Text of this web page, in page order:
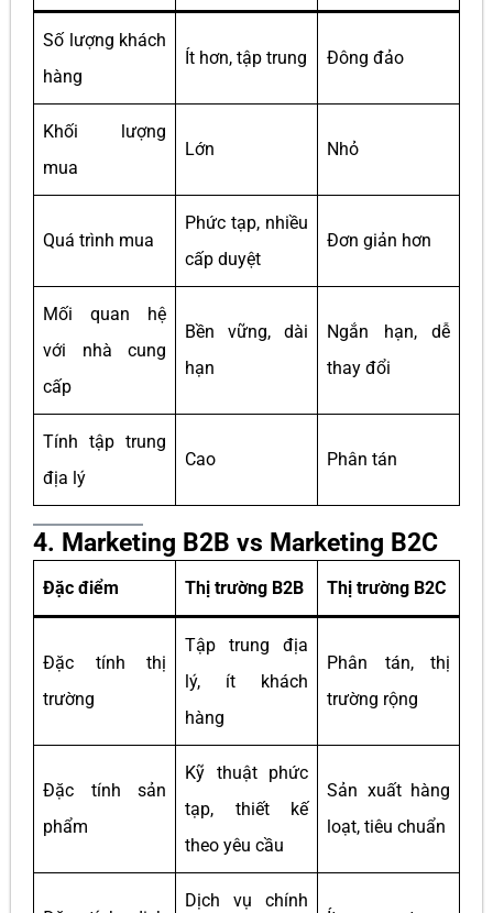
Số lượng khách
hàng
Ít hơn, tập trung Đông đảo
Khối lượng
mua
Lớn Nhỏ
Quá trình mua
Phức tạp, nhiều
cấp duyệt
Đơn giản hơn
Mối quan hệ
với nhà cung
cấp
Bền vững, dài
hạn
Ngắn hạn, dễ
thay đổi
Tính tập trung
địa lý
Cao Phân tán
4. Marketing B2B vs Marketing B2C
Đặc điểm Thị trường B2B Thị trường B2C
Đặc tính thị
trường
Tập trung địa
lý, ít khách
hàng
Phân tán, thị
trường rộng
Đặc tính sản
phẩm
Kỹ thuật phức
tạp, thiết kế
theo yêu cầu
Sản xuất hàng
loạt, tiêu chuẩn
Dịch vụ chính